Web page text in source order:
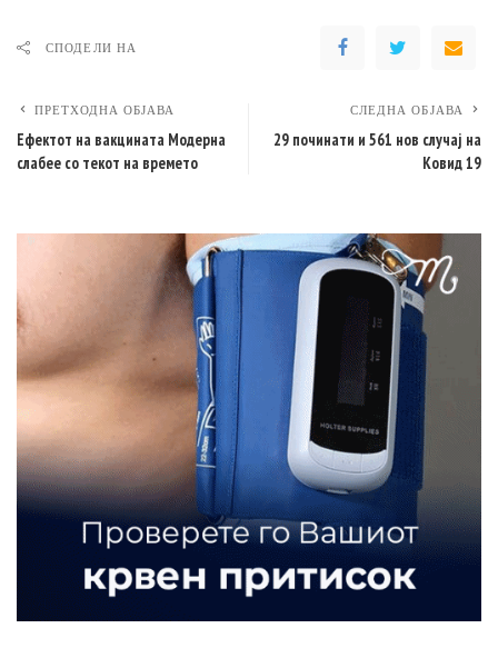
СПОДЕЛИ НА
ПРЕТХОДНА ОБЈАВА
Eфектот на вакцината Модерна
слабее со текот на времето
СЛЕДНА ОБЈАВА
29 починати и 561 нов случај на
Ковид 19